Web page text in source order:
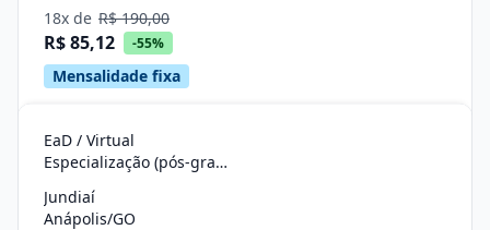
18x de R$ 190,00
R$ 85,12 -55%
Mensalidade fixa
EaD / Virtual
Especialização (pós-graduação)
Jundiaí
Anápolis/GO